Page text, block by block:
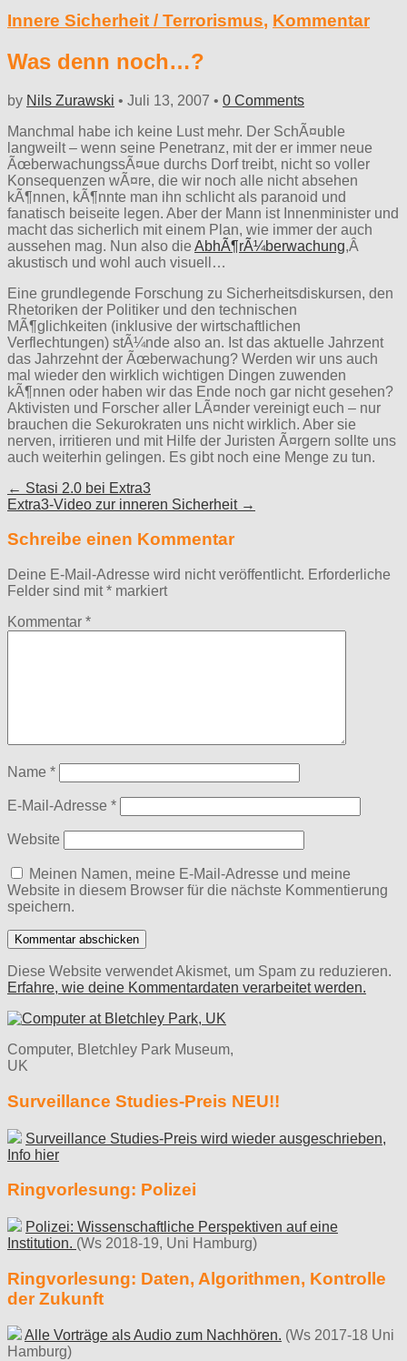
Innere Sicherheit / Terrorismus, Kommentar
Was denn noch…?
by Nils Zurawski • Juli 13, 2007 • 0 Comments
Manchmal habe ich keine Lust mehr. Der SchÃ¤uble
langweilt – wenn seine Penetranz, mit der er immer neue
ÃœberwachungssÃ¤ue durchs Dorf treibt, nicht so voller
Konsequenzen wÃ¤re, die wir noch alle nicht absehen
kÃ¶nnen, kÃ¶nnte man ihn schlicht als paranoid und
fanatisch beiseite legen. Aber der Mann ist Innenminister und
macht das sicherlich mit einem Plan, wie immer der auch
aussehen mag. Nun also die AbhÃ¶rÃ¼berwachung,Â
akustisch und wohl auch visuell…
Eine grundlegende Forschung zu Sicherheitsdiskursen, den
Rhetoriken der Politiker und den technischen
MÃ¶glichkeiten (inklusive der wirtschaftlichen
Verflechtungen) stÃ¼nde also an. Ist das aktuelle Jahrzent
das Jahrzehnt der Ãœberwachung? Werden wir uns auch
mal wieder den wirklich wichtigen Dingen zuwenden
kÃ¶nnen oder haben wir das Ende noch gar nicht gesehen?
Aktivisten und Forscher aller LÃ¤nder vereinigt euch – nur
brauchen die Sekurokraten uns nicht wirklich. Aber sie
nerven, irritieren und mit Hilfe der Juristen Ã¤rgern sollte uns
auch weiterhin gelingen. Es gibt noch eine Menge zu tun.
Post
navigation
← Stasi 2.0 bei Extra3
Extra3-Video zur inneren Sicherheit →
Schreibe einen Kommentar
Deine E-Mail-Adresse wird nicht veröffentlicht. Erforderliche
Felder sind mit* markiert
Kommentar *
Name *
E-Mail-Adresse *
Website
Meinen Namen, meine E-Mail-Adresse und meine
Website in diesem Browser für die nächste Kommentierung
speichern.
Diese Website verwendet Akismet, um Spam zu reduzieren.
Erfahre, wie deine Kommentardaten verarbeitet werden.
Computer, Bletchley Park Museum,
UK
Surveillance Studies-Preis NEU!!
Surveillance Studies-Preis wird wieder ausgeschrieben,
Info hier
Ringvorlesung: Polizei
Polizei: Wissenschaftliche Perspektiven auf eine
Institution. (Ws 2018-19, Uni Hamburg)
Ringvorlesung: Daten, Algorithmen, Kontrolle
der Zukunft
Alle Vorträge als Audio zum Nachhören. (Ws 2017-18 Uni
Hamburg)